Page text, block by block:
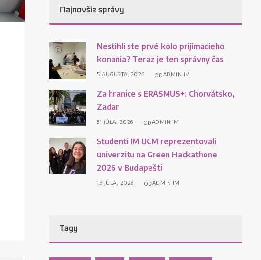
Najnovšie správy
Nestihli ste prvé kolo prijímacieho
konania? Teraz je ten správny čas
5 AUGUSTA, 2026 ODADMIN IM
Za hranice s ERASMUS+: Chorvátsko,
Zadar
31 JÚLA, 2026 ODADMIN IM
Študenti IM UCM reprezentovali
univerzitu na Green Hackathone
2026 v Budapešti
15 JÚLA, 2026 ODADMIN IM
Tagy